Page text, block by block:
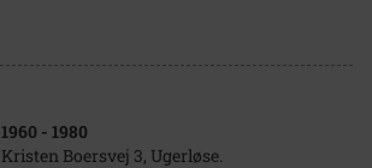
1960 - 1980
Kristen Boersvej 3, Ugerløse.